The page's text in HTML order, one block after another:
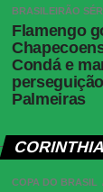
BRASILEIRÃO
Flamengo
Condá e
Palmeiras
COPA DO BRASIL